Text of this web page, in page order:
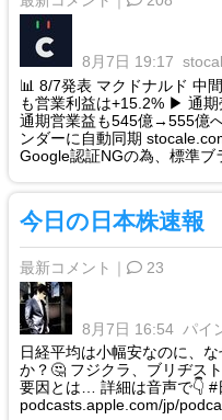
8月7日 19:17
📊 8/7発表 マクドナルド 中
も営業利益は+15.2% ▶ 通
通期営業益も545億→555億
ンダーに自動同期
Google認証NGの為、標準ブ
今日の日本株速報
最新コメント｜ 23
8月7日 16:54 パイ
日経平均は小幅安なのに、
か？🤔 フジクラ、ブリヂス
要因とは… 詳細は音声で👇 #
podcasts.apple.com/jp/